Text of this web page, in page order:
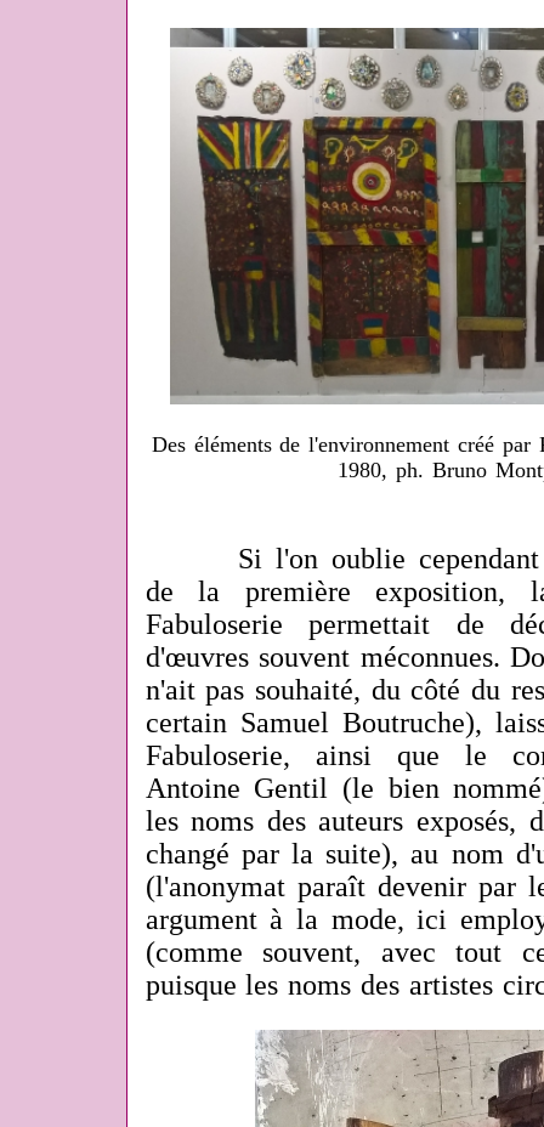
Des éléments de l'environnement créé par
1980, ph. Bruno
Si l'on oublie cependant
de la première exposition,
Fabuloserie permettait de
d'œuvres souvent méconnues.
n'ait pas souhaité, du côté du
certain Samuel Boutruche),
Fabuloserie, ainsi que le
Antoine Gentil (le bien
les noms des auteurs exposés,
changé par la suite), au nom
(l'anonymat paraît devenir par
argument à la mode, ici
(comme souvent, avec tout
puisque les noms des artistes